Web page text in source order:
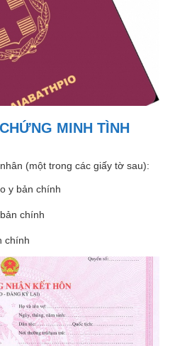
MINH TÌNH
(một trong các giấy tờ sau):
y bản chính
chính
chính